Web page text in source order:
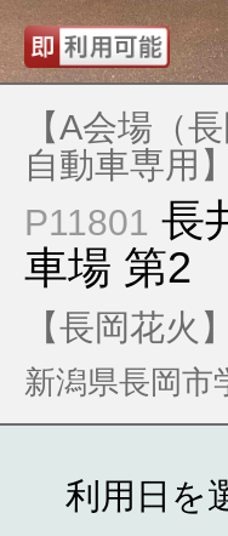
【A会場（
自動車専用】
P11801 長
車場 第2
【長岡花火】
新潟県長岡市
利用日を